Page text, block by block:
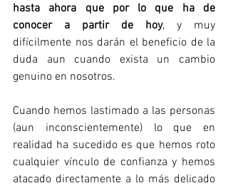
hasta ahora que por lo que ha de
conocer a partir de hoy, y muy
difícilmente nos darán el beneficio de la
duda aun cuando exista un cambio
genuino en nosotros.
Cuando hemos lastimado a las personas
(aun inconscientemente) lo que en
realidad ha sucedido es que hemos roto
cualquier vínculo de confianza y hemos
atacado directamente a lo más delicado